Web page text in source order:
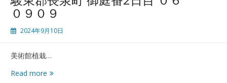
０
９
０
０９０９
2024年9月10日
美術館植栽…
Read more 駿